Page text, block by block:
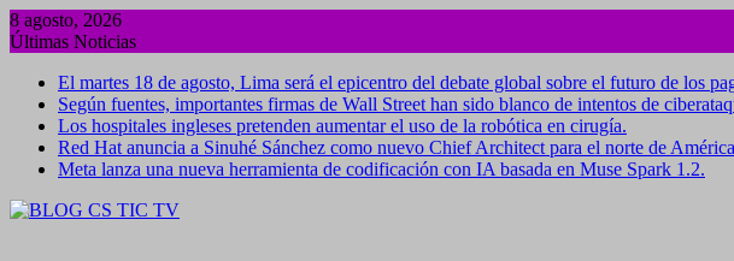
Saltar
al
8 agosto, 2026
Últimas Noticias
El martes 18 de agosto, Lima será el epicentro del debate global sobre el futuro de los
Según fuentes, importantes firmas de Wall Street han sido blanco de intentos de
Los hospitales ingleses pretenden aumentar el uso de la robótica en cirugía.
Red Hat anuncia a Sinuhé Sánchez como nuevo Chief Architect para el norte de
Meta lanza una nueva herramienta de codificación con IA basada en Muse Spark 1.2.